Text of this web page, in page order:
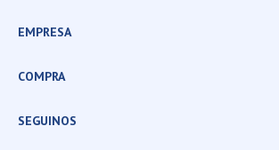
EMPRESA
COMPRA
SEGUINOS